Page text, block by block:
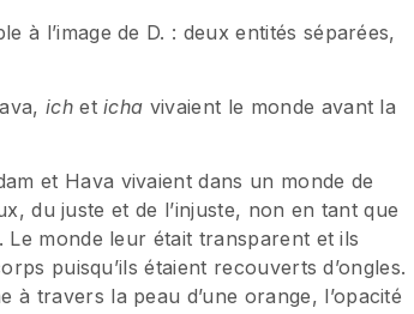
à l’image de D. : deux entités séparées,
icheticha vivaient le monde avant la
et Hava vivaient dans un monde de
du juste et de l’injuste, non en tant que
Le monde leur était transparent et ils
puisqu’ils étaient recouverts d’ongles.
à travers la peau d’une orange, l’opacité